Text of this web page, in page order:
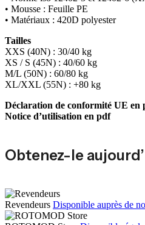
• Mousse : Feuille PE
• Matériaux : 420D polyester
Tailles
XXS (40N) : 30/40 kg
XS / S (45N) : 40/60 kg
M/L (50N) : 60/80 kg
XL/XXL (55N) : +80 kg
Déclaration de conformité UE en
Notice d’utilisation en pdf
Obtenez-le
Revendeurs Disponible auprès de